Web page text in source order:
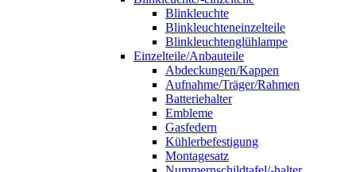
Blinkleuchte
Blinkleuchteneinzelteile
Blinkleuchtenglühlampe
Einzelteile/Anbauteile
Abdeckungen/Kappen
Aufnahme/Träger/Rahmen
Batteriehalter
Embleme
Gasfedern
Kühlerbefestigung
Montagesatz